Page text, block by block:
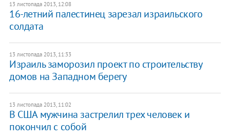
13 листопада 2013, 12:08
16-летний палестинец зарезал израильского
солдата
13 листопада 2013, 11:33
​Израиль заморозил проект по строительству
домов на Западном берегу
13 листопада 2013, 11:02
​В США мужчина застрелил трех человек и
покончил с собой